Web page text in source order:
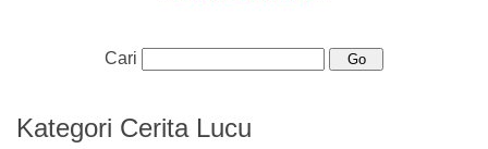
Cari
Kategori Cerita Lucu